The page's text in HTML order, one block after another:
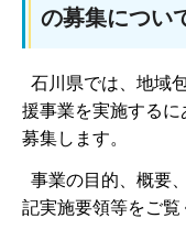
の募集につい
石川県では、地域
援事業を実施する
募集します。
事業の目的、概要
記実施要領等をご覧